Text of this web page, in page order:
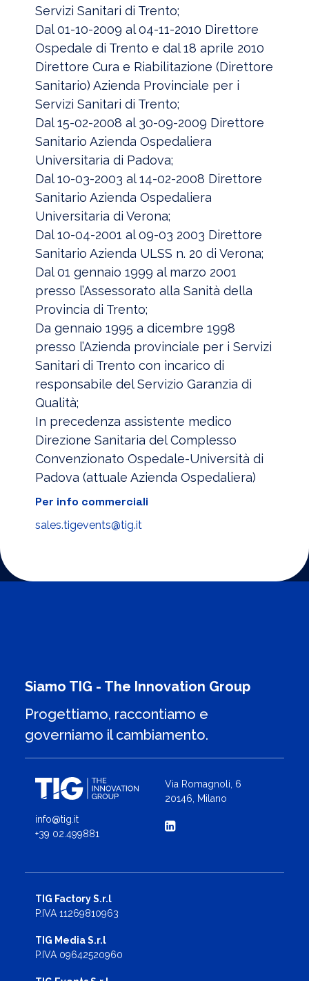
Servizi Sanitari di Trento;
Dal 01-10-2009 al 04-11-2010 Direttore
Ospedale di Trento e dal 18 aprile 2010
Direttore Cura e Riabilitazione (Direttore
Sanitario) Azienda Provinciale per i
Servizi Sanitari di Trento;
Dal 15-02-2008 al 30-09-2009 Direttore
Sanitario Azienda Ospedaliera
Universitaria di Padova;
Dal 10-03-2003 al 14-02-2008 Direttore
Sanitario Azienda Ospedaliera
Universitaria di Verona;
Dal 10-04-2001 al 09-03 2003 Direttore
Sanitario Azienda ULSS n. 20 di Verona;
Dal 01 gennaio 1999 al marzo 2001
presso l’Assessorato alla Sanità della
Provincia di Trento;
Da gennaio 1995 a dicembre 1998
presso l’Azienda provinciale per i Servizi
Sanitari di Trento con incarico di
responsabile del Servizio Garanzia di
Qualità;
In precedenza assistente medico
Direzione Sanitaria del Complesso
Convenzionato Ospedale-Università di
Padova (attuale Azienda Ospedaliera)
Per info commerciali
sales.tigevents@tig.it
Siamo TIG - The Innovation Group
Progettiamo, raccontiamo e
governiamo il cambiamento.
info@tig.it
+39 02.499881
Via Romagnoli, 6
20146, Milano
TIG Factory S.r.l
P.IVA 11269810963
TIG Media S.r.l
P.IVA 09642520960